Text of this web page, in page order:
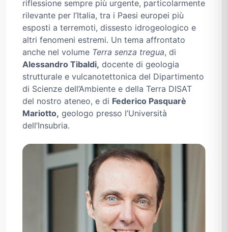
riflessione sempre più urgente, particolarmente
rilevante per l’Italia, tra i Paesi europei più
esposti a terremoti, dissesto idrogeologico e
altri fenomeni estremi. Un tema affrontato
anche nel volume Terra senza tregua, di
Alessandro Tibaldi, docente di geologia
strutturale e vulcanotettonica del Dipartimento
di Scienze dell’Ambiente e della Terra DISAT
del nostro ateneo, e di Federico Pasquarè
Mariotto, geologo presso l’Università
dell’Insubria.